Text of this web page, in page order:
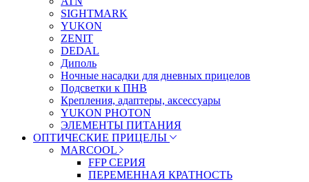
SIGHTMARK
YUKON
ZENIT
DEDAL
Диполь
Ночные насадки для дневных прицелов
Подсветки к ПНВ
Крепления, адаптеры, аксессуары
YUKON PHOTON
ЭЛЕМЕНТЫ ПИТАНИЯ
ОПТИЧЕСКИЕ ПРИЦЕЛЫ
MARCOOL
FFP СЕРИЯ
ПЕРЕМЕННАЯ КРАТНОСТЬ